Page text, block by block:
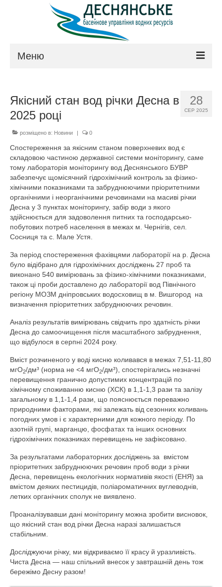
Меню
Керівництво
Положення
Технічна рада
Законодавство
Контакти
Діяльність
Управління водними ресурсами
Поверхневі води
Дозвіл на спеціальне водокористува
Водокористування
Моніторинг поверхневих вод
Управління інфраструктурою
План діяльності системи енергетичного
менеджменту
Державні закупівлі
Запобігання корупції
Громадянам та бізнесу
Хімічний аналіз вод
Послуги, що надаються
Доступ до публічної інформації
Повідомити про корупцію
28
СЕР 2025
Якісний стан вод річки Десна в
2025 році
розміщено в: Новини | 0
Спостереження за якісним станом поверхневих вод є
складовою частиною державної системи моніторингу, саме
тому лабораторія моніторингу вод Деснянського БУВР
забезпечує щомісячний гідрохімічний контроль за фізико-
хімічними показниками та забруднюючими пріоритетними
органічними і неорганічними речовинами на масиві річки
Десна у 3 пунктах моніторингу, забір води з якого
здійснюється для задоволення питних та господарсько-
побутових потреб населення в межах м. Чернігів, сел.
Сосниця та с. Мале Устя.
За період спостереження фахівцями лабораторії на р. Десна
було відібрано для гідрохімічних досліджень 27 проб та
виконано 540 вимірювань за фізико-хімічними показниками,
також ці проби доставлено до лабораторії вод Північного
регіону МОЗМ дніпровських водосховищ в м. Вишгород
на
визначення пріоритетних забруднюючих речовин.
Аналіз результатів вимірювань свідчить про здатність річки
Десна до самоочищення після масштабного забруднення,
що відбулося в серпні 2024 року.
Вміст розчиненого у воді кисню коливався в межах 7,51-11,80
мгО2/дм³ (норма не ˂4 мгО2/дм³), спостерігались незначні
перевищення гранично допустимих концентрацій по
хімічному споживанню кисню (ХСК) в 1,1-1,3 рази та залізу
загальному в 1,1-1,4 рази, що пояснюється переважно
природними факторами, які залежать від сезонних коливань
погодних умов і є характерними для кожного періоду. По
азотній групі, марганцю, фосфатах та інших основних
гідрохімічних показниках перевищень не зафіксовано.
За результатами лабораторних досліджень за вмістом
пріоритетних забруднюючих речовин проб води з річки
Десна, перевищень екологічних нормативів якості (ЕНЯ) за
вмістом деяких пестицидів, поліароматичних вуглеводнів,
летких органічних сполук не виявлено.
Проаналізувавши дані моніторингу можна зробити висновок,
що якісний стан вод річки Десна наразі залишається
стабільним.
Досліджуючи річку, ми відкриваємо її красу й уразливість.
Чиста Десна — наш спільний внесок у завтрашній день тож
бережімо Десну разом!